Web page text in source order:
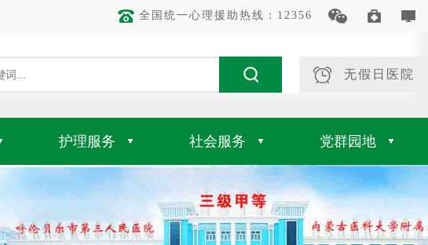
全国统一心理援助热线：12356
无假日医院
护理服务 社会服务 党群园地